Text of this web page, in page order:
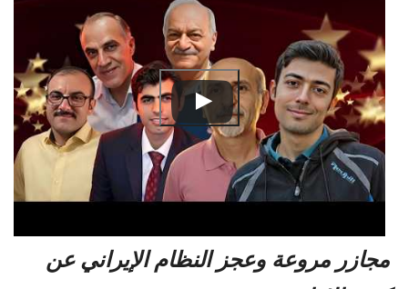
مجازر مروعة وعجز النظام الإيراني عن